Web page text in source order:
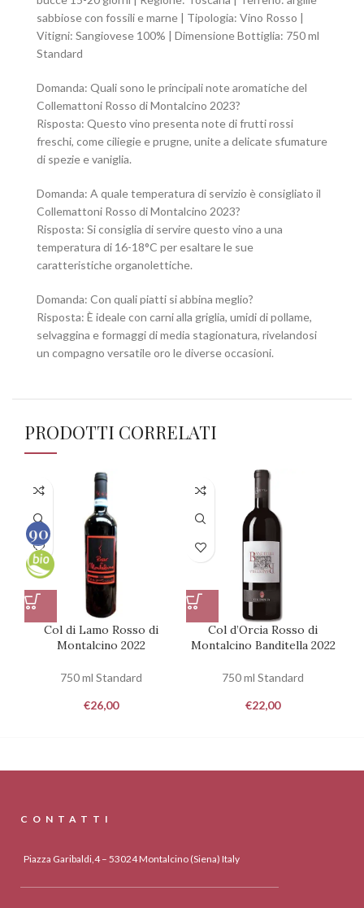
sabbiose con fossili e marne | Tipologia: Vino Rosso |
Vitigni: Sangiovese 100% | Dimensione Bottiglia: 750 ml
Standard
Domanda: Quali sono le principali note aromatiche del
Collemattoni Rosso di Montalcino 2023?
Risposta: Questo vino presenta note di frutti rossi
freschi, come ciliegie e prugne, unite a delicate sfumature
di spezie e vaniglia.
Domanda: A quale temperatura di servizio è consigliato il
Collemattoni Rosso di Montalcino 2023?
Risposta: Si consiglia di servire questo vino a una
temperatura di 16-18°C per esaltare le sue
caratteristiche organolettiche.
Domanda: Con quali piatti si abbina meglio?
Risposta: È ideale con carni alla griglia, umidi di pollame,
selvaggina e formaggi di media stagionatura, rivelandosi
un compagno versatile oro le diverse occasioni.
PRODOTTI CORRELATI
Col di Lamo Rosso di
Montalcino 2022
750 ml Standard
€26,00
Col d’Orcia Rosso di
Montalcino Banditella 2022
750 ml Standard
€22,00
90
100
CONTATTI
Piazza Garibaldi,4 – 53024 Montalcino (Siena) Italy